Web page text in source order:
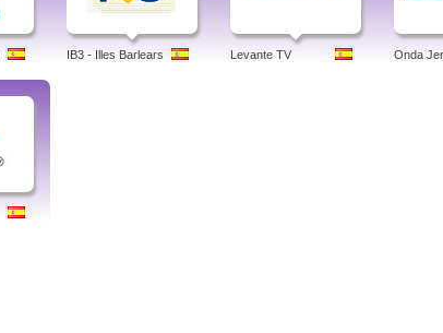
IB3 - Illes Barlears Levante TV Onda